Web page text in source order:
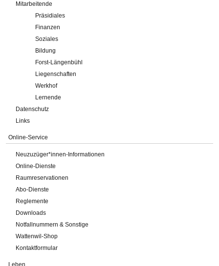
Mitarbeitende
Präsidiales
Finanzen
Soziales
Bildung
Forst-Längenbühl
Liegenschaften
Werkhof
Lernende
Datenschutz
Links
Online-Service
Neuzuzüger*innen-Informationen
Online-Dienste
Raumreservationen
Abo-Dienste
Reglemente
Downloads
Notfallnummern & Sonstige
Wattenwil-Shop
Kontaktformular
Leben